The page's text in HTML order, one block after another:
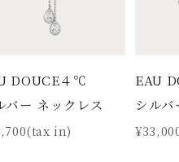
DOUCE４℃
バー ネックレス
in)
EAU
シル